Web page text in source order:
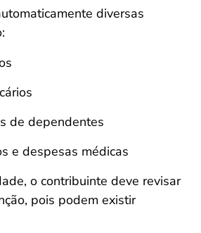
diversas
de dependentes
e despesas médicas
o contribuinte deve revisar
pois podem existir